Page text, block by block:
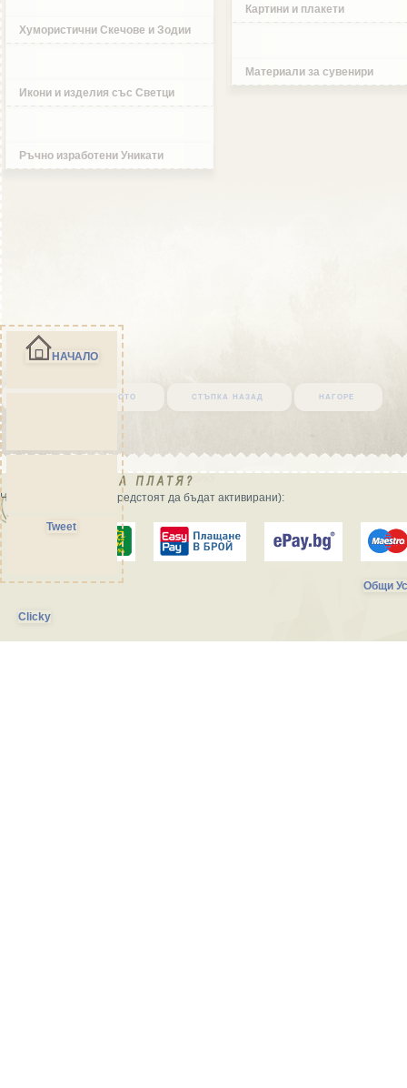
Хумористични Скечове и Зодии
Икони и изделия със Светци
Ръчно изработени Уникати
Картини и плакети
Материали за сувенири
върни се в началото стъпка назад нагоре
Начини на плащане (предстоят да бъдат активирани):
Общи
Clicky
НАЧАЛО
Tweet